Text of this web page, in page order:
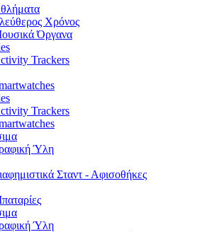
Χρόνος
Όργανα
Trackers
Trackers
Ύλη
Σταντ - Αφισοθήκες
Ύλη